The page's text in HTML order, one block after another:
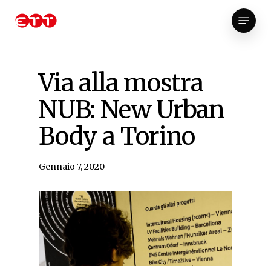
Menu
Via alla mostra
NUB: New Urban
Body a Torino
Gennaio 7, 2020